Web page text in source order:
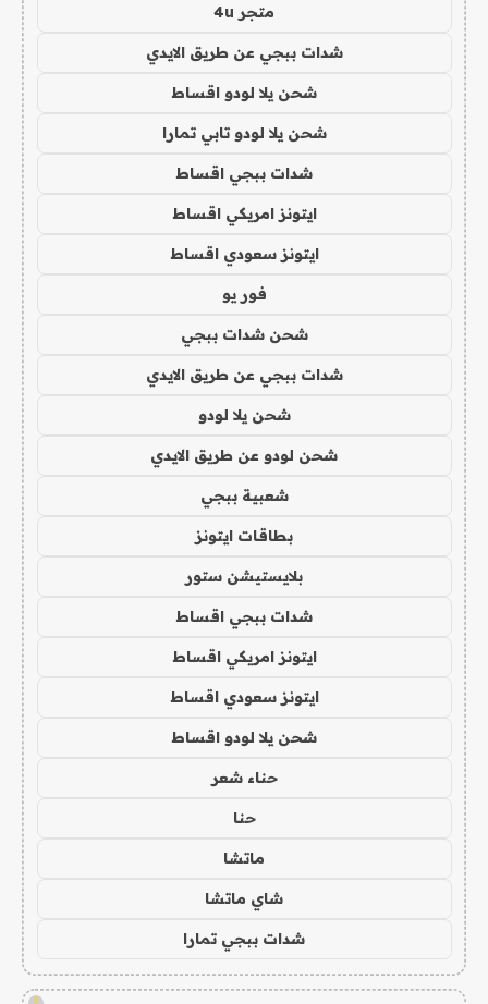
متجر 4u
شدات ببجي عن طريق الايدي
شحن يلا لودو اقساط
شحن يلا لودو تابي تمارا
شدات ببجي اقساط
ايتونز امريكي اقساط
ايتونز سعودي اقساط
فور يو
شحن شدات ببجي
شدات ببجي عن طريق الايدي
شحن يلا لودو
شحن لودو عن طريق الايدي
شعبية ببجي
بطاقات ايتونز
بلايستيشن ستور
شدات ببجي اقساط
ايتونز امريكي اقساط
ايتونز سعودي اقساط
شحن يلا لودو اقساط
حناء شعر
حنا
ماتشا
شاي ماتشا
شدات ببجي تمارا